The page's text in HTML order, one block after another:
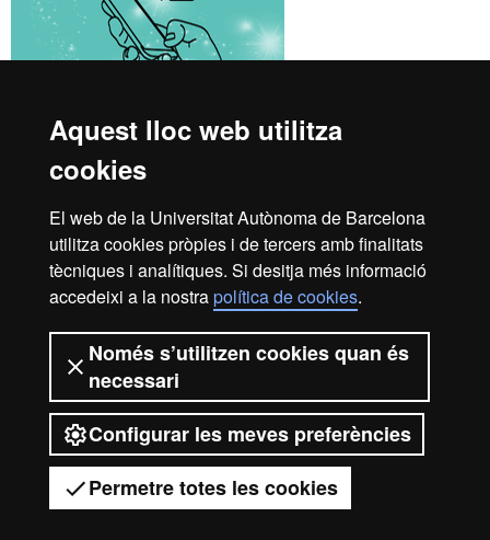
Aquest lloc web utilitza
cookies
El web de la Universitat Autònoma de Barcelona
utilitza cookies pròpies i de tercers amb finalitats
tècniques i analítiques. Si desitja més informació
accedeixi a la nostrapolítica de cookies.
Només s’utilitzen cookies quan és
necessari
Configurar les meves preferències
Permetre totes les cookies
+34 93 581 13 25
Les meves gestions
Contacteu-nos
Edifici B4
08193 Bellaterra
Instagram|Youtube|
Facebook